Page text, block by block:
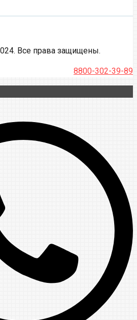
Все права защищены.
8800-302-39-89